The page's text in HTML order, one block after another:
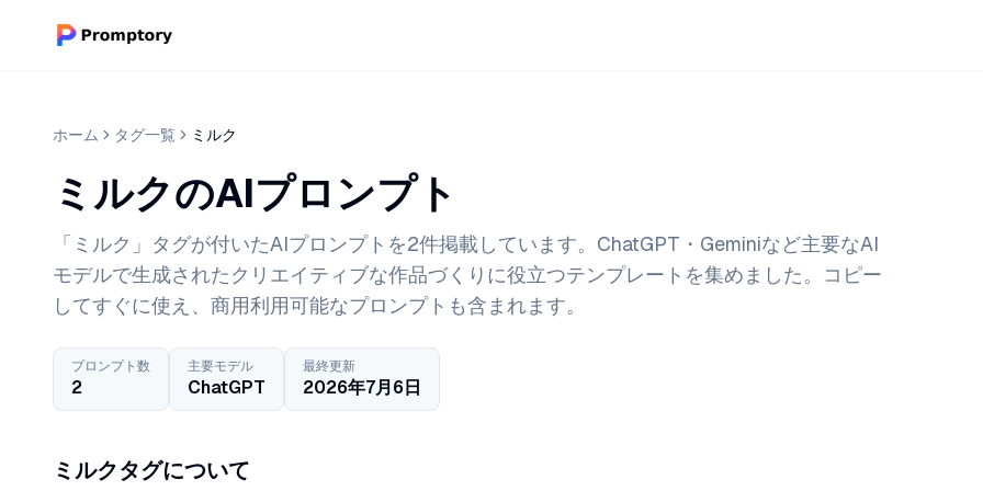
ホーム タグ一覧 ミルク
ミルクのAIプロンプト
「ミルク」タグが付いたAIプロンプトを2件掲載しています。ChatGPT・Geminiなど主要なAI
モデルで生成されたクリエイティブな作品づくりに役立つテンプレートを集めました。コピー
してすぐに使え、商用利用可能なプロンプトも含まれます。
プロンプト数
2
主要モデル
ChatGPT
最終更新
2026年7月6日
ミルクタグについて